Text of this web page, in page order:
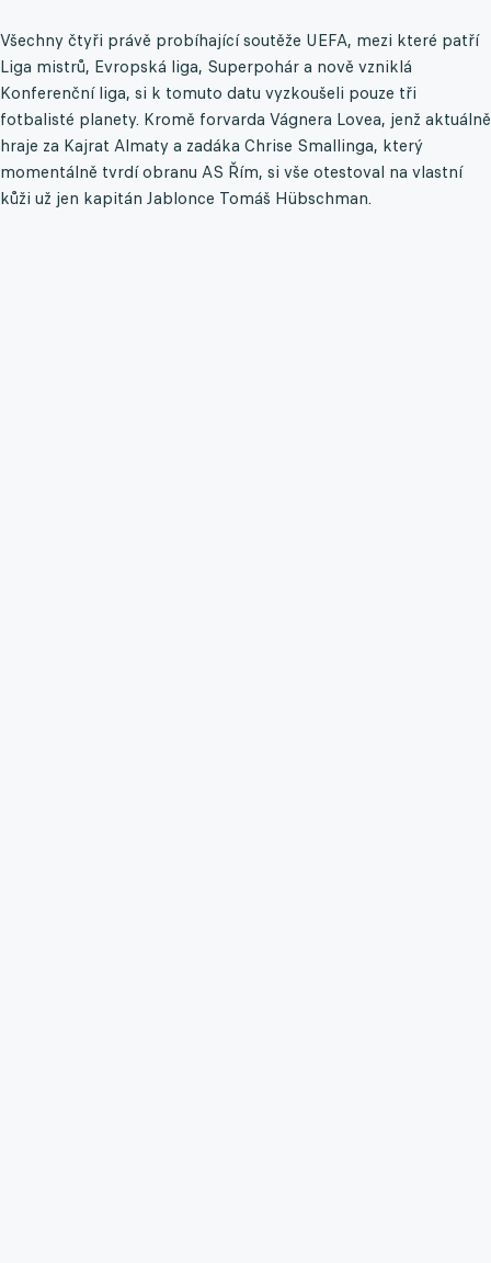
Všechny čtyři právě probíhající soutěže UEFA, mezi které patří
Liga mistrů, Evropská liga, Superpohár a nově vzniklá
Konferenční liga, si k tomuto datu vyzkoušeli pouze tři
fotbalisté planety. Kromě forvarda Vágnera Lovea, jenž aktuálně
hraje za Kajrat Almaty a zadáka Chrise Smallinga, který
momentálně tvrdí obranu AS Řím, si vše otestoval na vlastní
kůži už jen kapitán Jablonce Tomáš Hübschman.